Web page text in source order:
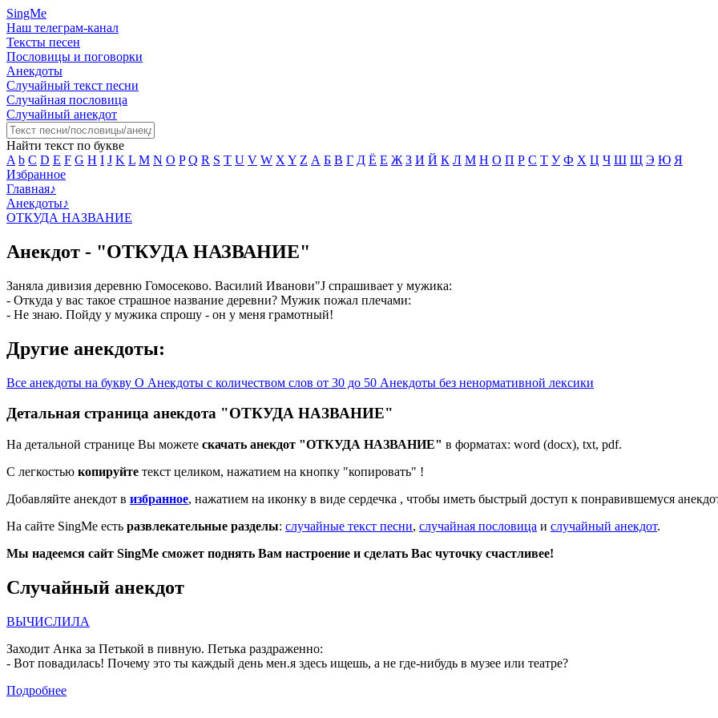
SingMe
Наш телеграм-канал
Тексты песен
Пословицы и поговорки
Анекдоты
Случайный текст песни
Случайная пословица
Случайный анекдот
Найти текст по букве
A b C D E F G H I J K L M N O P Q R S T U V W X Y Z А Б В Г Д Ё Е Ж З И Й К Л М Н О П Р С Т У Ф Х Ц Ч Ш Щ Э Ю Я
Избранное
Главная♪
Анекдоты♪
ОТКУДА НАЗВАНИЕ
Анекдот - "ОТКУДА НАЗВАНИЕ"
Заняла дивизия деревню Гомосеково. Василий Иванови"J спрашивает у мужика:
- Откуда у вас такое страшное название деревни? Мужик пожал плечами:
- Не знаю. Пойду у мужика спрошу - он у меня грамотный!
Другие анекдоты:
Все анекдоты на букву О Анекдоты с количеством слов от 30 до 50 Анекдоты без ненормативной лексики
Детальная страница анекдота "ОТКУДА НАЗВАНИЕ"
На детальной странице Вы можете скачать анекдот "ОТКУДА НАЗВАНИЕ" в форматах: word (docx), txt, pdf.
С легкостью копируйте текст целиком, нажатием на кнопку "копировать" !
Добавляйте анекдот в избранное, нажатием на иконку в виде сердечка , чтобы иметь быстрый доступ к понравившемуся
На сайте SingMe есть развлекательные разделы: случайные текст песни, случайная пословица и случайный анекдот.
Мы надеемся сайт SingMe сможет поднять Вам настроение и сделать Вас чуточку счастливее!
Случайный анекдот
ВЫЧИСЛИЛА
Заходит Анка за Петькой в пивную. Петька раздраженно:
- Вот повадилась! Почему это ты каждый день мен.я здесь ищешь, а не где-нибудь в музее или театре?
Подробнее